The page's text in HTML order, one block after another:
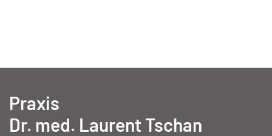
Praxis
Dr. med. Laurent Tschan